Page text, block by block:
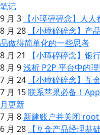
笔记
9 月 3
【小璋碎碎念】人
8 月 28
【小璋碎碎念】
品做得简单化的一些思考
8 月 21
【小璋碎碎念】银
8 月 9浅析 P2P 平台中的
7 月 24
【小璋碎碎念】互
7 月 15联系苹果必备！
月更新
7 月 8 新建账户并关闭
6 月 28
【互金产品经理基